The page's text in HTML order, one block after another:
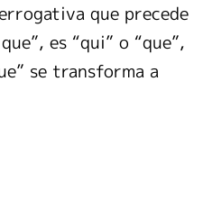
que precede
es “qui” o “que”,
se transforma a